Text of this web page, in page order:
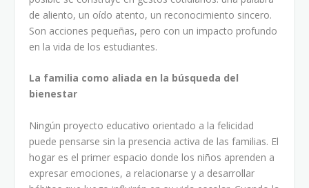
de aliento, un oído atento, un reconocimiento sincero.
Son acciones pequeñas, pero con un impacto profundo
en la vida de los estudiantes.
La familia como aliada en la búsqueda del
bienestar
Ningún proyecto educativo orientado a la felicidad
puede pensarse sin la presencia activa de las familias. El
hogar es el primer espacio donde los niños aprenden a
expresar emociones, a relacionarse y a desarrollar